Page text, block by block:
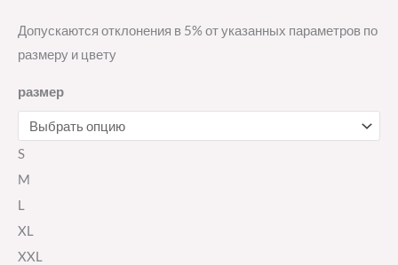
Допускаются отклонения в 5% от указанных параметров по
размеру и цвету
размер
S
M
L
XL
XXL